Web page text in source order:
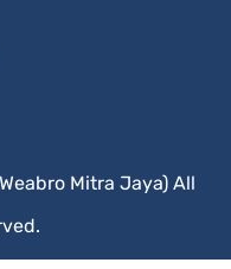
Mitra Jaya) All